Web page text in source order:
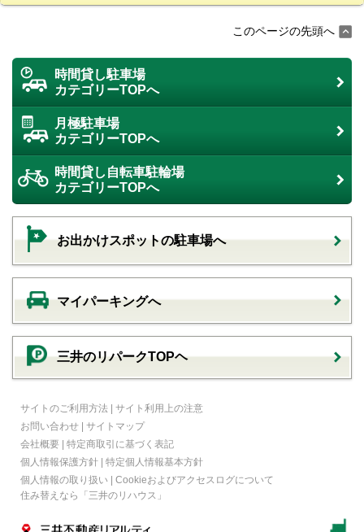
このページの先頭へ
時間貸し駐車場
カテゴリーTOPへ
月極駐車場
カテゴリーTOPへ
時間貸し自転車駐輪場
カテゴリーTOPへ
お出かけスポットの駐車場へ
マイパーキングへ
三井のリパークTOPヘ
サイトのご利用方法 | サイト利用上の注意
お問い合わせ | サイトマップ
会社概要 | 特定商取引に基づく表記
個人情報保護方針 | 特定個人情報基本方針
個人情報の取り扱い | Cookieおよびアクセスログについて
住み替えなら
「三井のリハウス」